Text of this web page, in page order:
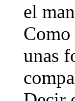
el
Como
unas